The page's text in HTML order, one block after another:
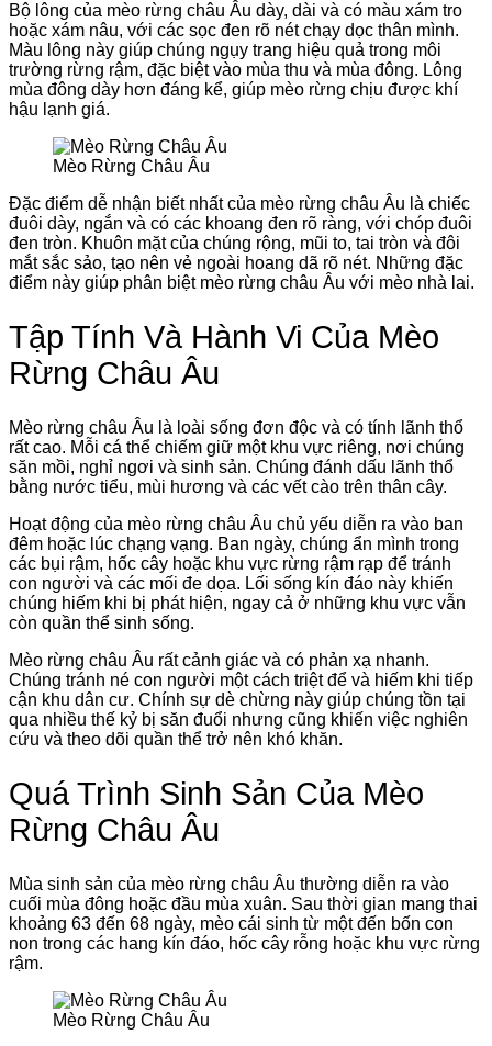
Bộ lông của mèo rừng châu Âu dày, dài và có màu xám tro
hoặc xám nâu, với các sọc đen rõ nét chạy dọc thân mình.
Màu lông này giúp chúng ngụy trang hiệu quả trong môi
trường rừng rậm, đặc biệt vào mùa thu và mùa đông. Lông
mùa đông dày hơn đáng kể, giúp mèo rừng chịu được khí
hậu lạnh giá.
Mèo Rừng Châu Âu
Đặc điểm dễ nhận biết nhất của mèo rừng châu Âu là chiếc
đuôi dày, ngắn và có các khoang đen rõ ràng, với chóp đuôi
đen tròn. Khuôn mặt của chúng rộng, mũi to, tai tròn và đôi
mắt sắc sảo, tạo nên vẻ ngoài hoang dã rõ nét. Những đặc
điểm này giúp phân biệt mèo rừng châu Âu với mèo nhà lai.
Tập Tính Và Hành Vi Của Mèo
Rừng Châu Âu
Mèo rừng châu Âu là loài sống đơn độc và có tính lãnh thổ
rất cao. Mỗi cá thể chiếm giữ một khu vực riêng, nơi chúng
săn mồi, nghỉ ngơi và sinh sản. Chúng đánh dấu lãnh thổ
bằng nước tiểu, mùi hương và các vết cào trên thân cây.
Hoạt động của mèo rừng châu Âu chủ yếu diễn ra vào ban
đêm hoặc lúc chạng vạng. Ban ngày, chúng ẩn mình trong
các bụi rậm, hốc cây hoặc khu vực rừng rậm rạp để tránh
con người và các mối đe dọa. Lối sống kín đáo này khiến
chúng hiếm khi bị phát hiện, ngay cả ở những khu vực vẫn
còn quần thể sinh sống.
Mèo rừng châu Âu rất cảnh giác và có phản xạ nhanh.
Chúng tránh né con người một cách triệt để và hiếm khi tiếp
cận khu dân cư. Chính sự dè chừng này giúp chúng tồn tại
qua nhiều thế kỷ bị săn đuổi nhưng cũng khiến việc nghiên
cứu và theo dõi quần thể trở nên khó khăn.
Quá Trình Sinh Sản Của Mèo
Rừng Châu Âu
Mùa sinh sản của mèo rừng châu Âu thường diễn ra vào
cuối mùa đông hoặc đầu mùa xuân. Sau thời gian mang thai
khoảng 63 đến 68 ngày, mèo cái sinh từ một đến bốn con
non trong các hang kín đáo, hốc cây rỗng hoặc khu vực rừng
rậm.
Mèo Rừng Châu Âu